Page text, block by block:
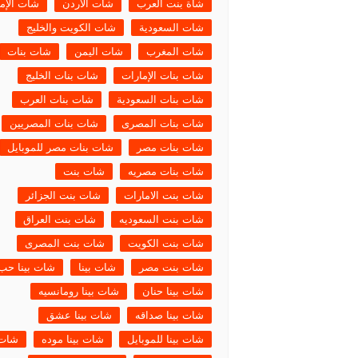
شات أميرتي موبايل – تجربة
دردشة عربية راقية بلا حدود
chat-algeria
شات سحابة صيف , شات نبض
القلب
شات بينا ,شات بينا حب,شات
بينا عشق,شات بينا عشق
شاة بنت العرب
شات الأردن
شات
شات السعودية
شات الكويت والخليج
شات المغرب
شات اليمن
شات بنات
شات بنات الإمارات
شات بنات الخليج
شات بنات السعودية
شات بنات العرب
شات بنات المصرى
شات بنات المصريين
شات بنات مصر
شات بنات مصر للموبايل
شات بنات مصريه
شات بنت
شات بنت الامارات
شات بنت الجزائر
شات بنت السعوديه
شات بنت العراق
شات بنت الكويت
شات بنت المصرى
شات بنت مصر
شات بينا
شات بينا
شات بينا حنان
شات بينا رومانسيه
شات بينا صداقه
شات بينا عشق
شات بينا للموبايل
شات بينا موده